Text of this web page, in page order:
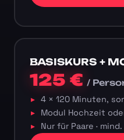
BASISKURS +
125 €/
4 × 120 Minuten,
Modul Hochzeit
Nur für Paare ·